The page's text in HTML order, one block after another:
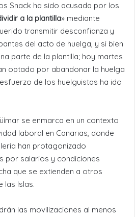
Snack ha sido acusada por los
a la plantilla» mediante
transmitir desconfianza y
del acto de huelga, y si bien
parte de la plantilla; hoy martes
optado por abandonar la huelga
de los huelguistas ha ido
se enmarca en un contexto
laboral en Canarias, donde
han protagonizado
por salarios y condiciones
que se extienden a otros
las Islas.
las movilizaciones al menos